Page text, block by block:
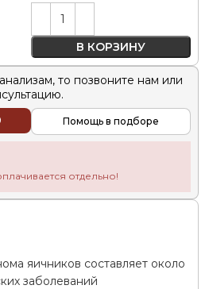
В КОРЗИНУ
Alternative:
то позвоните нам или
Помощь в подборе
отдельно!
яичников составляет около
заболеваний